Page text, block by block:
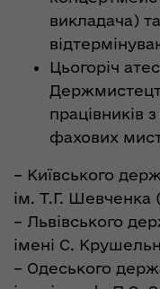
викладача)
Цьогоріч
працівників
фахових
– Київського
ім. Т.Г. Шевченка
– Львівського
імені С.
– Одеського